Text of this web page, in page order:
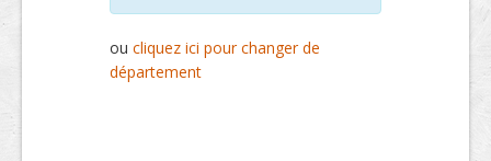
ou cliquez ici pour changer de
département